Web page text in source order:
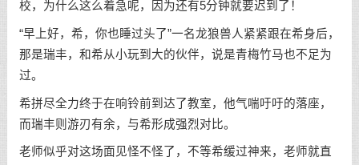
校，为什么这么着急呢，因为还有5分钟就要迟到了！
“早上好，希，你也睡过头了”一名龙狼兽人紧紧跟在希身后，
那是瑞丰，和希从小玩到大的伙伴，说是青梅竹马也不足为
过。
希拼尽全力终于在响铃前到达了教室，他气喘吁吁的落座，
而瑞丰则游刃有余，与希形成强烈对比。
老师似乎对这场面见怪不怪了，不等希缓过神来，老师就直